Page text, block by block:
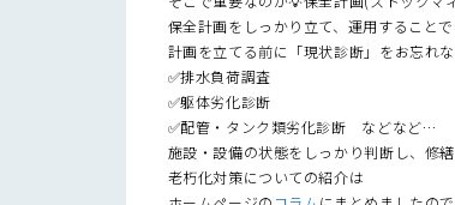
保全計画をしっかり立て、運用すること
計画を立てる前に「現状診断」をお忘れな
✅排水負荷調査
✅躯体劣化診断
✅配管・タンク類劣化診断 などなど…
施設・設備の状態をしっかり判断し、修
老朽化対策についての紹介は